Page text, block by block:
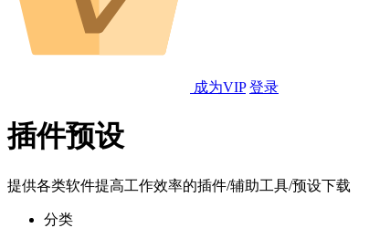
成为VIP 登录
插件预设
提供各类软件提高工作效率的插件/辅助工具/预设下载
分类